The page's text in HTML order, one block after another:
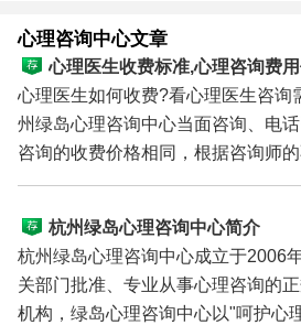
心理咨询中心文章
心理医生收费标准,心理咨询费
看心理医生多少钱
心理医生如何收费?看心理医生咨询
州绿岛心理咨询中心当面咨询、电
咨询的收费价格相同，根据咨询师
咨询收费标...
杭州绿岛心理咨询中心简介
杭州绿岛心理咨询中心成立于2006
关部门批准、专业从事心理咨询的
机构，绿岛心理咨询中心以"呵护心